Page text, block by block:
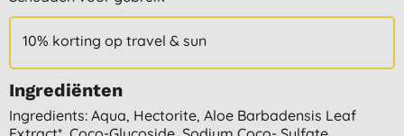
10% korting op travel & sun
Ingrediënten
Ingredients: Aqua, Hectorite, Aloe Barbadensis Leaf